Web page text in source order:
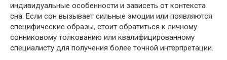
индивидуальные особенности и зависеть от контекста
сна. Если сон вызывает сильные эмоции или появляются
специфические образы, стоит обратиться к личному
сонниковому толкованию или квалифицированному
специалисту для получения более точной интерпретации.